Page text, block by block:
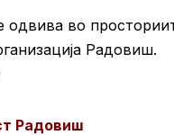
одвива во
Радовиш.
Радовиш